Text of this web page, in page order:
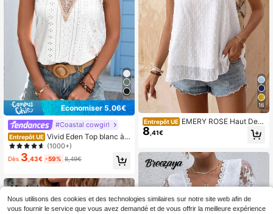
Économiser 5,06€
#Coastal cowgirl
Entrepôt UE Vivid Eden Top blanc à p
anneau de dentelle guipure de print
emps, broderie à œillet
(1000+)
Dès 3,43€ -59% 8,49€
16
Entrepôt UE EMERY ROSE Haut De R
éservoir À Encolure Ronde De Patc
hwork D'applique Florale Pour Fem
8,41€
Nous utilisons des cookies et des technologies similaires sur notre site web afin de
vous fournir le service que vous avez demandé et de vous offrir la meilleure expérience